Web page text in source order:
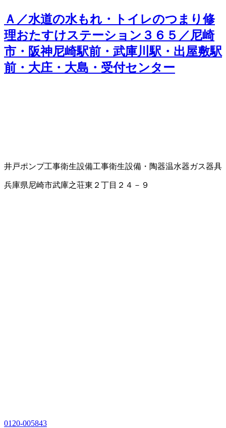
Ａ／水道の水もれ・トイレのつまり修
理おたすけステーション３６５／尼崎
市・阪神尼崎駅前・武庫川駅・出屋敷駅
前・大庄・大島・受付センター
井戸ポンプ工事衛生設備工事衛生設備・陶器温水器ガス器具
兵庫県尼崎市武庫之荘東２丁目２４－９
0120-005843